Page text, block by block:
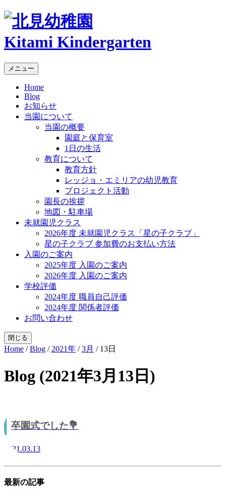
Kitami Kindergarten
メニュー
Home
Blog
お知らせ
当園について
当園の概要
園庭と保育室
1日の生活
教育について
教育方針
レッジョ・エミリアの幼児教育
プロジェクト活動
園長の挨拶
地図・駐車場
未就園児クラス
2026年度 未就園児クラス「星の子クラブ」
星の子クラブ 参加費のお支払い方法
入園のご案内
2025年度 入園のご案内
2026年度 入園のご案内
学校評価
2024年度 職員自己評価
2024年度 関係者評価
お問い合わせ
閉じる
Home /Blog / 2021年 /3月 / 13日
Blog (2021年3月13日)
卒園式でした💐
2021.03.13
最新の記事